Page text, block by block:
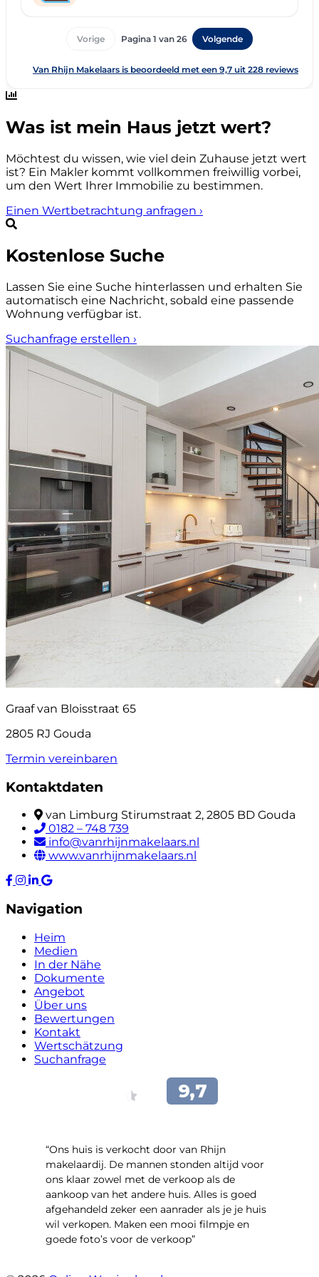
Was ist mein Haus jetzt wert?
Möchtest du wissen, wie viel dein Zuhause jetzt wert
ist? Ein Makler kommt vollkommen freiwillig vorbei,
um den Wert Ihrer Immobilie zu bestimmen.
Einen Wertbetrachtung anfragen ›
Kostenlose Suche
Lassen Sie eine Suche hinterlassen und erhalten Sie
automatisch eine Nachricht, sobald eine passende
Wohnung verfügbar ist.
Suchanfrage erstellen ›
Graaf van Bloisstraat 65
2805 RJ Gouda
Termin vereinbaren
Kontaktdaten
van Limburg Stirumstraat 2, 2805 BD Gouda
0182 – 748 739
info@vanrhijnmakelaars.nl
www.vanrhijnmakelaars.nl
Navigation
Heim
Medien
In der Nähe
Dokumente
Angebot
Über uns
Bewertungen
Kontakt
Wertschätzung
Suchanfrage
“Ons huis is verkocht door van Rhijn
makelaardij. De mannen stonden altijd voor
ons klaar zowel met de verkoop als de
aankoop van het andere huis. Alles is goed
afgehandeld zeker een aanrader als je je huis
wil verkopen. Maken een mooi filmpje en
goede foto’s voor de verkoop”